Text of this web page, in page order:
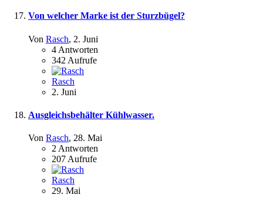
Von welcher Marke ist der Sturzbügel?
Von Rasch, 2. Juni
4 Antworten
342 Aufrufe
Rasch
2. Juni
Ausgleichsbehälter Kühlwasser.
Von Rasch, 28. Mai
2 Antworten
207 Aufrufe
Rasch
29. Mai